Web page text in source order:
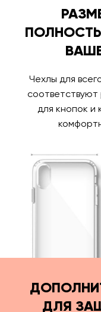
Чехлы для
для кнопок и
ДЛЯ